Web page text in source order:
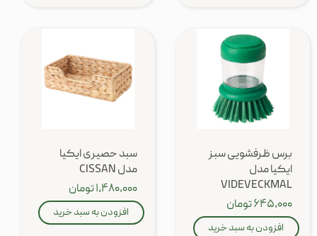
برس ظرفشویی سبز
ایکیا مدل
VIDEVECKMAL
۶۴۵,۰۰۰ تومان
افزودن به سبد خرید
سبد حصیری ایکیا
مدل CISSAN
۱,۴۸۰,۰۰۰ تومان
افزودن به سبد خرید